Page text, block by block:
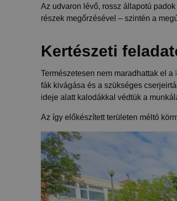
Az udvaron lévő, rossz állapotú
részek megőrzésével – szintén a
Kertészeti
Természetesen nem maradhattak el a
fák kivágása és a szükséges
ideje alatt kalodákkal védtük a
Az így előkészített területen méltó